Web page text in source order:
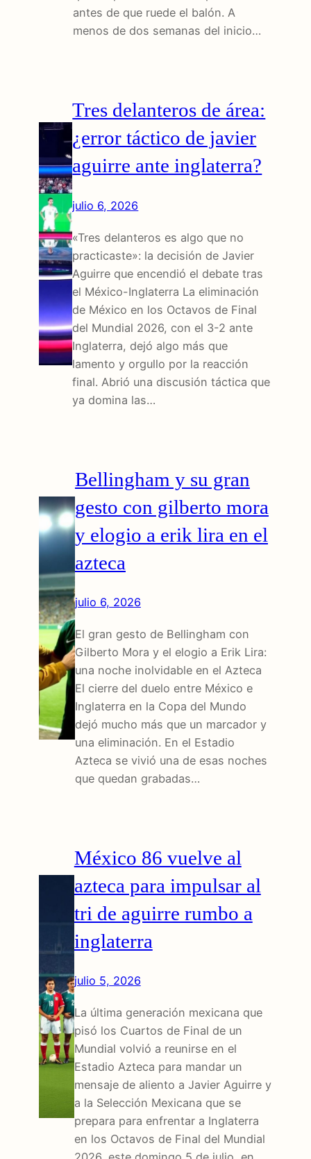
antes de que ruede el balón. A
menos de dos semanas del inicio…
Tres delanteros de área:
¿error táctico de javier
aguirre ante inglaterra?
julio 6, 2026
«Tres delanteros es algo que no
practicaste»: la decisión de Javier
Aguirre que encendió el debate tras
el México-Inglaterra La eliminación
de México en los Octavos de Final
del Mundial 2026, con el 3-2 ante
Inglaterra, dejó algo más que
lamento y orgullo por la reacción
final. Abrió una discusión táctica que
ya domina las…
Bellingham y su gran
gesto con gilberto mora
y elogio a erik lira en el
azteca
julio 6, 2026
El gran gesto de Bellingham con
Gilberto Mora y el elogio a Erik Lira:
una noche inolvidable en el Azteca
El cierre del duelo entre México e
Inglaterra en la Copa del Mundo
dejó mucho más que un marcador y
una eliminación. En el Estadio
Azteca se vivió una de esas noches
que quedan grabadas…
México 86 vuelve al
azteca para impulsar al
tri de aguirre rumbo a
inglaterra
julio 5, 2026
La última generación mexicana que
pisó los Cuartos de Final de un
Mundial volvió a reunirse en el
Estadio Azteca para mandar un
mensaje de aliento a Javier Aguirre y
a la Selección Mexicana que se
prepara para enfrentar a Inglaterra
en los Octavos de Final del Mundial